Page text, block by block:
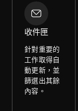
收件匣
針對重要的
工作取得自
動更新，並
篩選出其餘
內容。